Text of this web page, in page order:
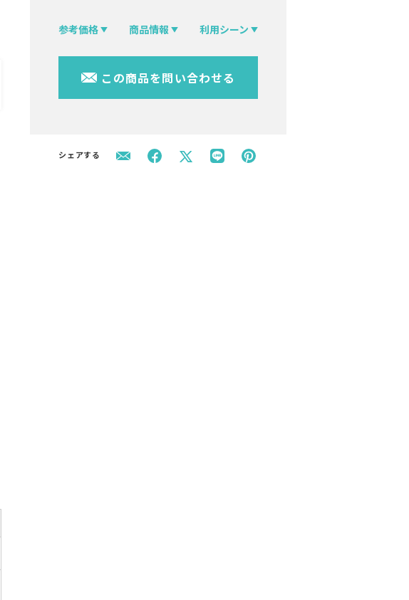
参考価格 商品情報 利用シーン
この商品を問い合わせる
シェアする